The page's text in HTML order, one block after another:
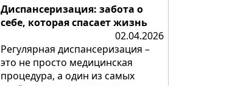
Диспансеризация: забота о
себе, которая спасает жизнь
02.04.2026
Регулярная диспансеризация –
это не просто медицинская
процедура, а один из самых